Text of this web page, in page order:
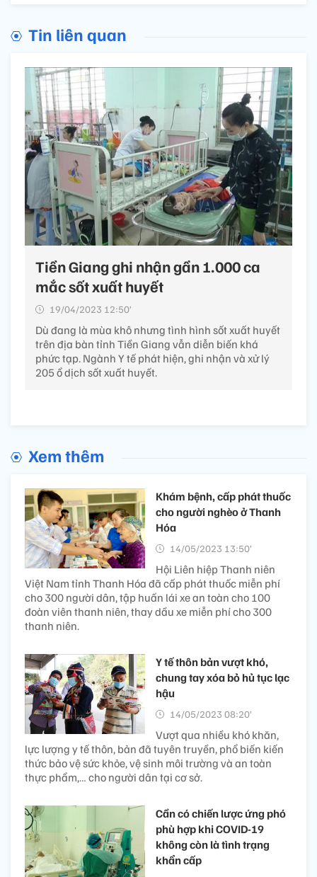
Tin liên quan
Tiền Giang ghi nhận gần 1.000 ca
mắc sốt xuất huyết
19/04/2023 12:50’
Dù đang là mùa khô nhưng tình hình sốt xuất huyết
trên địa bàn tỉnh Tiền Giang vẫn diễn biến khá
phức tạp. Ngành Y tế phát hiện, ghi nhận và xử lý
205 ổ dịch sốt xuất huyết.
Xem thêm
Khám bệnh, cấp phát thuốc
cho người nghèo ở Thanh
Hóa
14/05/2023 13:50’
Hội Liên hiệp Thanh niên
Việt Nam tỉnh Thanh Hóa đã cấp phát thuốc miễn phí
cho 300 người dân, tập huấn lái xe an toàn cho 100
đoàn viên thanh niên, thay dầu xe miễn phí cho 300
thanh niên.
Y tế thôn bản vượt khó,
chung tay xóa bỏ hủ tục lạc
hậu
14/05/2023 08:20’
Vượt qua nhiều khó khăn,
lực lượng y tế thôn, bản đã tuyên truyền, phổ biến kiến
thức bảo vệ sức khỏe, vệ sinh môi trường và an toàn
thực phẩm,… cho người dân tại cơ sở.
Cần có chiến lược ứng phó
phù hợp khi COVID-19
không còn là tình trạng
khẩn cấp